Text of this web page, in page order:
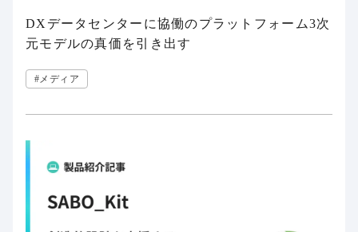
DXデータセンターに協働のプラットフォーム3次
元モデルの真価を引き出す
#メディア